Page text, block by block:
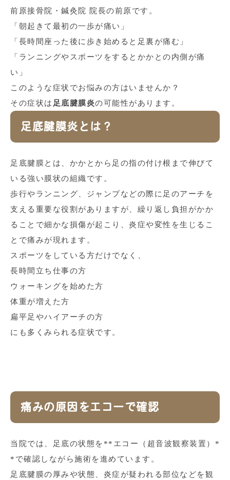
前原接骨院・鍼灸院 院長の前原です。
「朝起きて最初の一歩が痛い」
「長時間座った後に歩き始めると足裏が痛む」
「ランニングやスポーツをするとかかとの内側が痛
い」
このような症状でお悩みの方はいませんか？
その症状は 足底腱膜炎の可能性があります。
足底腱膜炎とは？
足底腱膜とは、かかとから足の指の付け根まで伸びて
いる強い膜状の組織です。
歩行やランニング、ジャンプなどの際に足のアーチを
支える重要な役割がありますが、繰り返し負担がかか
ることで細かな損傷が起こり、炎症や変性を生じるこ
とで痛みが現れます。
スポーツをしている方だけでなく、
長時間立ち仕事の方
ウォーキングを始めた方
体重が増えた方
扁平足やハイアーチの方
にも多くみられる症状です。
痛みの原因をエコーで確認
当院では、足底の状態を**エコー（超音波観察装置）*
*で確認しながら施術を進めています。
足底腱膜の厚みや状態、炎症が疑われる部位などを観